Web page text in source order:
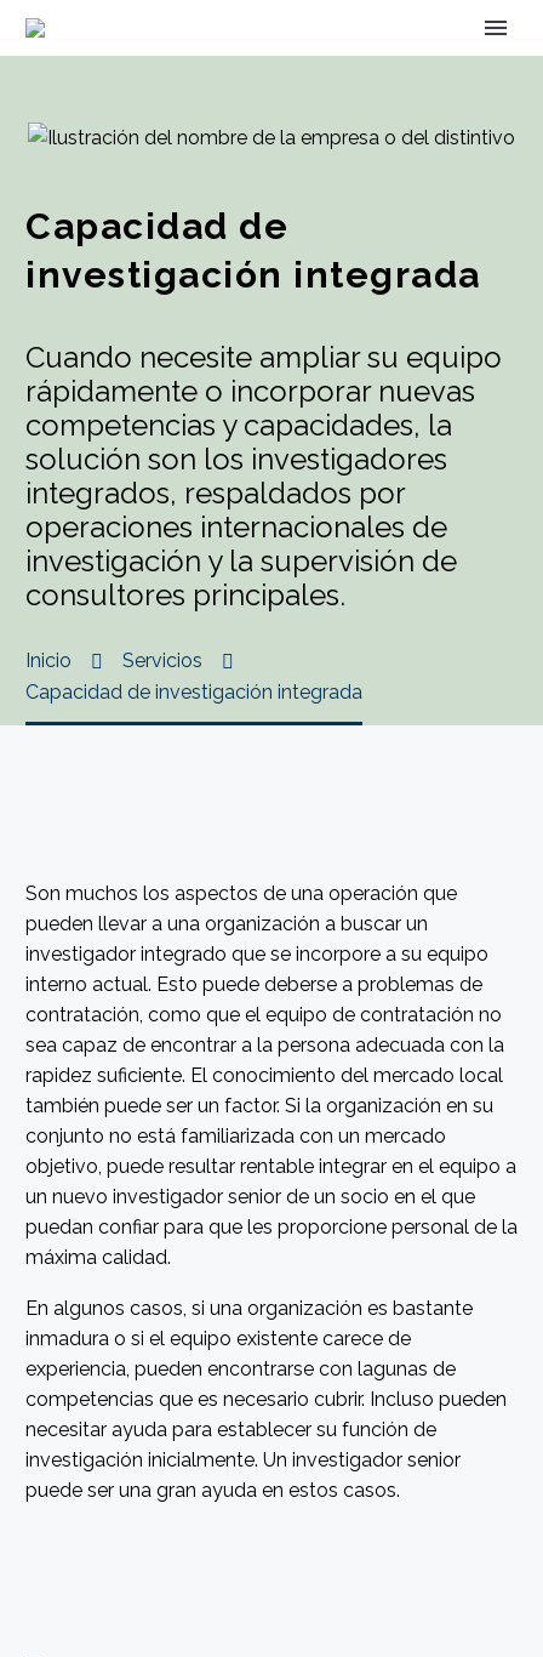
Capacidad de
investigación integrada
Cuando necesite ampliar su equipo
rápidamente o incorporar nuevas
competencias y capacidades, la
solución son los investigadores
integrados, respaldados por
operaciones internacionales de
investigación y la supervisión de
consultores principales.
Inicio
Servicios
Capacidad de investigación integrada
Son muchos los aspectos de una operación que
pueden llevar a una organización a buscar un
investigador integrado que se incorpore a su equipo
interno actual. Esto puede deberse a problemas de
contratación, como que el equipo de contratación no
sea capaz de encontrar a la persona adecuada con la
rapidez suficiente. El conocimiento del mercado local
también puede ser un factor. Si la organización en su
conjunto no está familiarizada con un mercado
objetivo, puede resultar rentable integrar en el equipo a
un nuevo investigador senior de un socio en el que
puedan confiar para que les proporcione personal de la
máxima calidad.
En algunos casos, si una organización es bastante
inmadura o si el equipo existente carece de
experiencia, pueden encontrarse con lagunas de
competencias que es necesario cubrir. Incluso pueden
necesitar ayuda para establecer su función de
investigación inicialmente. Un investigador senior
puede ser una gran ayuda en estos casos.